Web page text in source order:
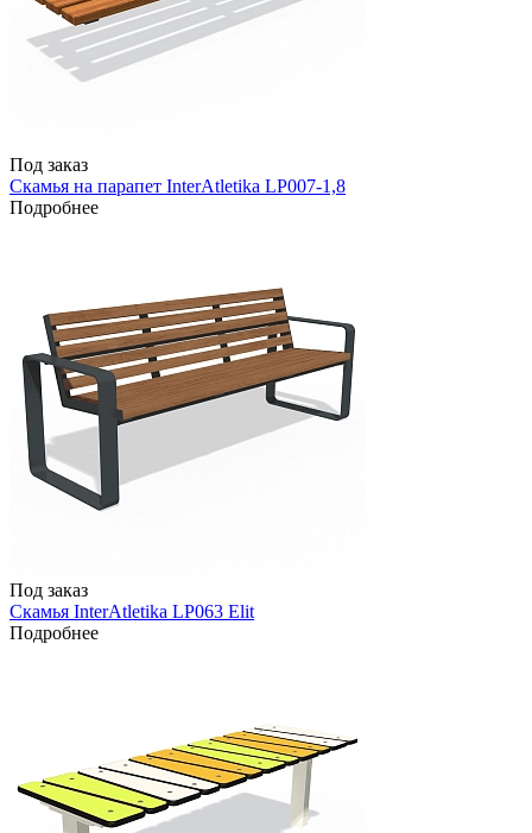
Под заказ
Скамья на парапет InterAtletika LP007-1,8
Подробнее
Под заказ
Скамья InterAtletika LP063 Elit
Подробнее